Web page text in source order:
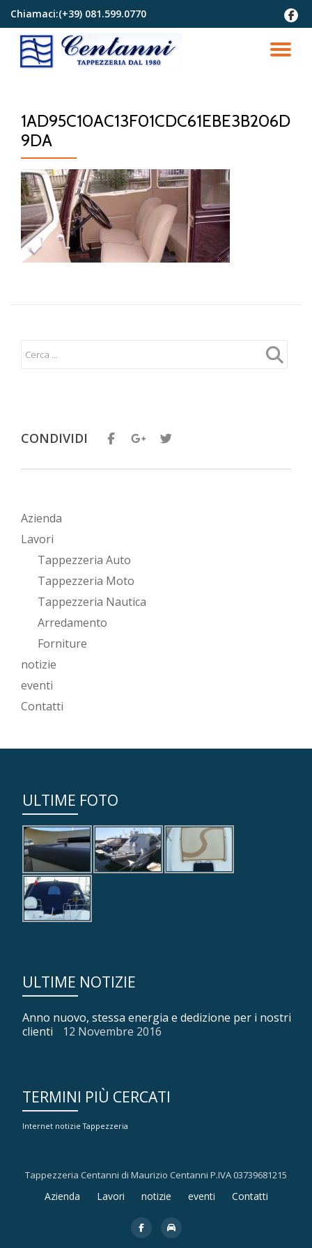
Passa
contenuto
Chiamaci:(+39) 081.599.0770
fa-
1AD95C10AC13F01CDC61EBE3B206D
9DA
CONDIVIDI
Azienda
Lavori
Tappezzeria Auto
Tappezzeria Moto
Tappezzeria Nautica
Arredamento
Forniture
notizie
eventi
Contatti
ULTIME FOTO
ULTIME NOTIZIE
Anno nuovo, stessa energia e dedizione per i nostri
clienti
12 Novembre 2016
TERMINI PIÙ CERCATI
Internet notizie Tappezzeria
Tappezzeria Centanni di Maurizio Centanni P.IVA 03739681215
Menù
Azienda Lavori notizie eventi Contatti
fa-
facebook
fa-
car